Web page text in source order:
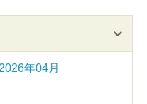
2026年04月